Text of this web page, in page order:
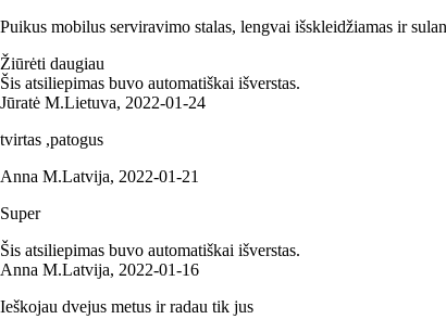
Puikus mobilus serviravimo stalas, lengvai išskleidžiamas ir
Žiūrėti daugiau
Šis atsiliepimas buvo automatiškai išverstas.
Jūratė M.Lietuva, 2022‑01‑24
tvirtas ,patogus
Anna M.Latvija, 2022‑01‑21
Super
Šis atsiliepimas buvo automatiškai išverstas.
Anna M.Latvija, 2022‑01‑16
Ieškojau dvejus metus ir radau tik jus